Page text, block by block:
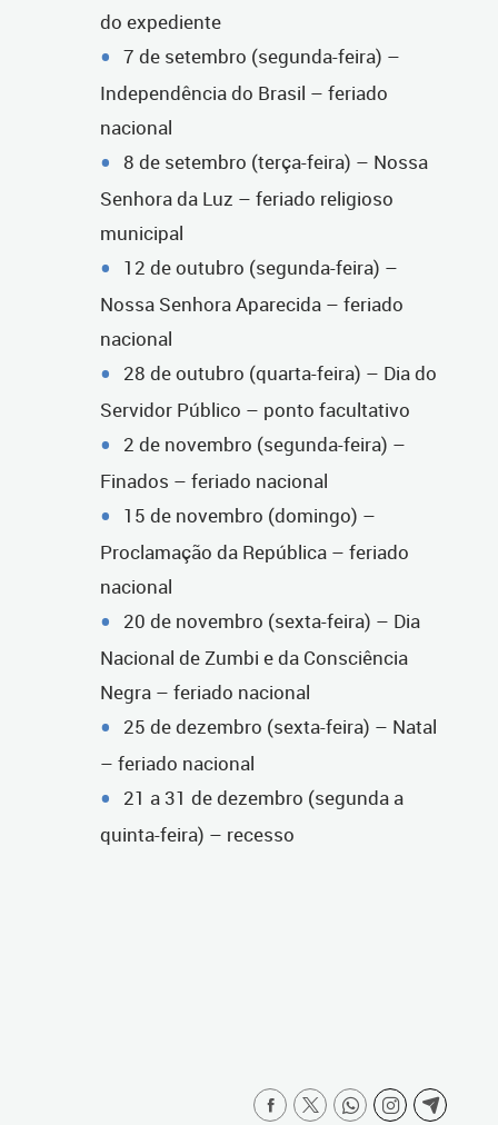
do expediente
7 de setembro (segunda-feira) –
Independência do Brasil – feriado
nacional
8 de setembro (terça-feira) – Nossa
Senhora da Luz – feriado religioso
municipal
12 de outubro (segunda-feira) –
Nossa Senhora Aparecida – feriado
nacional
28 de outubro (quarta-feira) – Dia do
Servidor Público – ponto facultativo
2 de novembro (segunda-feira) –
Finados – feriado nacional
15 de novembro (domingo) –
Proclamação da República – feriado
nacional
20 de novembro (sexta-feira) – Dia
Nacional de Zumbi e da Consciência
Negra – feriado nacional
25 de dezembro (sexta-feira) – Natal
– feriado nacional
21 a 31 de dezembro (segunda a
quinta-feira) – recesso